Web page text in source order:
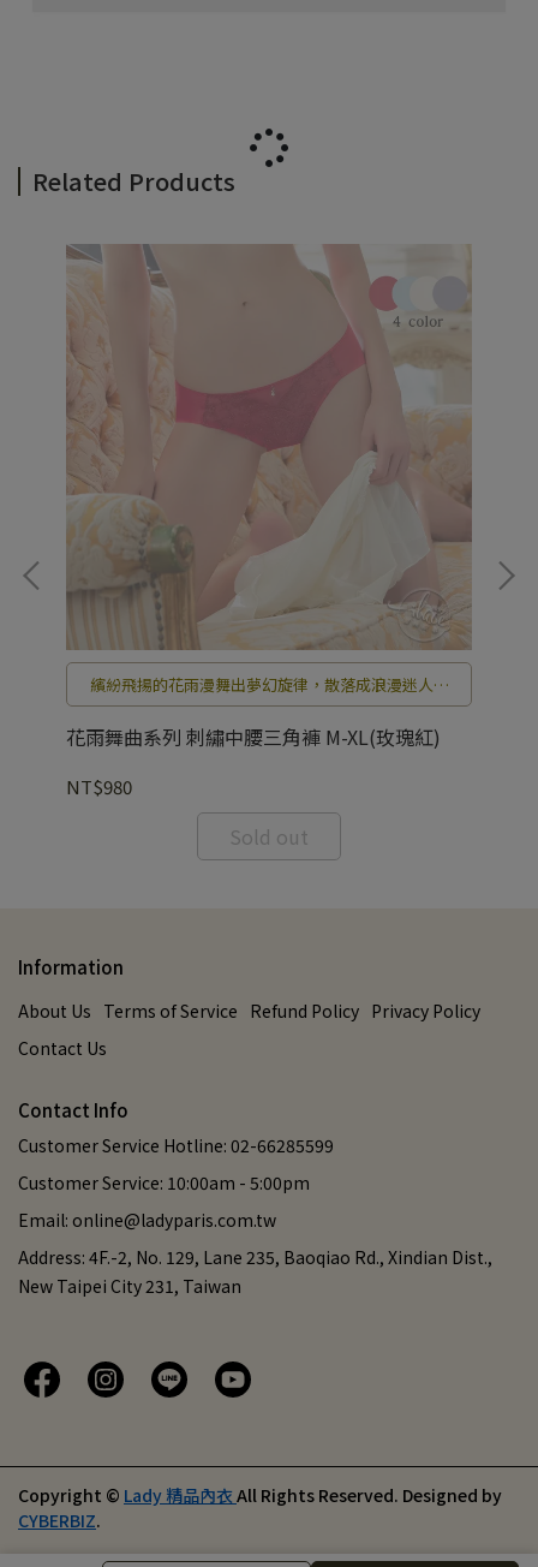
Related Products
繽紛飛揚的花雨漫舞出夢幻旋律，散落成浪漫迷人的
美麗舞曲。
花雨舞曲系列 刺繡中腰三角褲 M-XL(玫瑰紅)
NT$980
Sold out
Information
About Us Terms of Service Refund Policy Privacy Policy
Contact Us
Contact Info
Customer Service Hotline: 02-66285599
Customer Service: 10:00am - 5:00pm
Email: online@ladyparis.com.tw
Address: 4F.-2, No. 129, Lane 235, Baoqiao Rd., Xindian Dist.,
New Taipei City 231, Taiwan
Copyright © Lady 精品內衣All Rights Reserved. Designed by
CYBERBIZ.